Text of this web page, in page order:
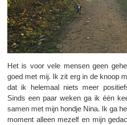
Het is voor vele mensen geen
goed met mij. Ik zit erg in de knoop
dat ik helemaal niets meer
Sinds een paar weken ga ik één
samen met mijn hondje Nina. Ik ga
moment alleen mezelf en mijn